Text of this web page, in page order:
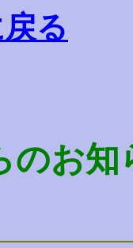
る
お知